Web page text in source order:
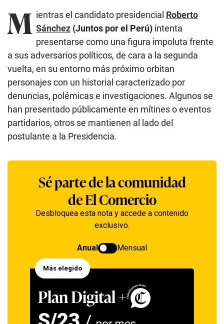
M ientras el candidato presidencial Roberto
Sánchez (Juntos por el Perú) intenta
presentarse como una figura impoluta frente
a sus adversarios políticos, de cara a la segunda
vuelta, en su entorno más próximo orbitan
personajes con un historial caracterizado por
denuncias, polémicas e investigaciones. Algunos se
han presentado públicamente en mítines o eventos
partidarios, otros se mantienen al lado del
postulante a la Presidencia.